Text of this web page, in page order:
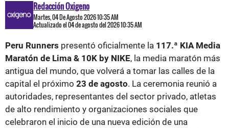
Redacción Oxigeno
Martes, 04 De Agosto 2026 10:35 AM
Actualizado el 04 de agosto del 2026 10:35 AM
Peru Runners presentó oficialmente la 117.ª KIA Media
Maratón de Lima & 10K by NIKE, la media maratón más
antigua del mundo, que volverá a tomar las calles de la
capital el próximo 23 de agosto. La ceremonia reunió a
autoridades, representantes del sector privado, atletas
de alto rendimiento y organizaciones sociales que
celebraron el inicio de una nueva edición de una